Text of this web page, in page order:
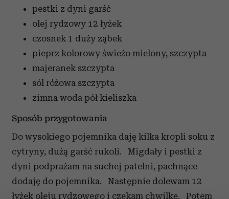
pestki z dyni garść
olej rydzowy 12 łyżek
czosnek 1 duży ząbek
pieprz kolorowy świeżo mielony, szczypta
majeranek szczypta
sól różowa szczypta
zimna woda pół kieliszka
Sposób przygotowania
Do wysokiego pojemnika daję kilka kropli soku z
cytryny, dużą garść rukoli. Migdały i pestki z
dyni podprażam na suchej patelni, pachnące
dodaję do pojemnika. Następnie dolewam 12
łyżek oleju rydzowego i czekam chwilkę. Potem